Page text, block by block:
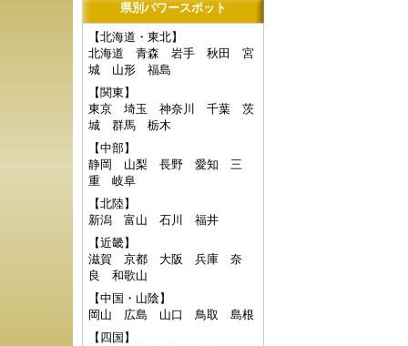
県別パワースポット
【北海道・東北】
北海道
青森 岩手 秋田
宮
城
山形
福島
【関東】
東京
埼玉 神奈川 千葉
茨
城
群馬
栃木
【中部】
静岡
山梨 長野 愛知
三
重
岐阜
【北陸】
新潟
富山 石川
福井
【近畿】
滋賀
京都 大阪 兵庫
奈
良
和歌山
【中国・山陰】
岡山
広島 山口 鳥取
島根
【四国】